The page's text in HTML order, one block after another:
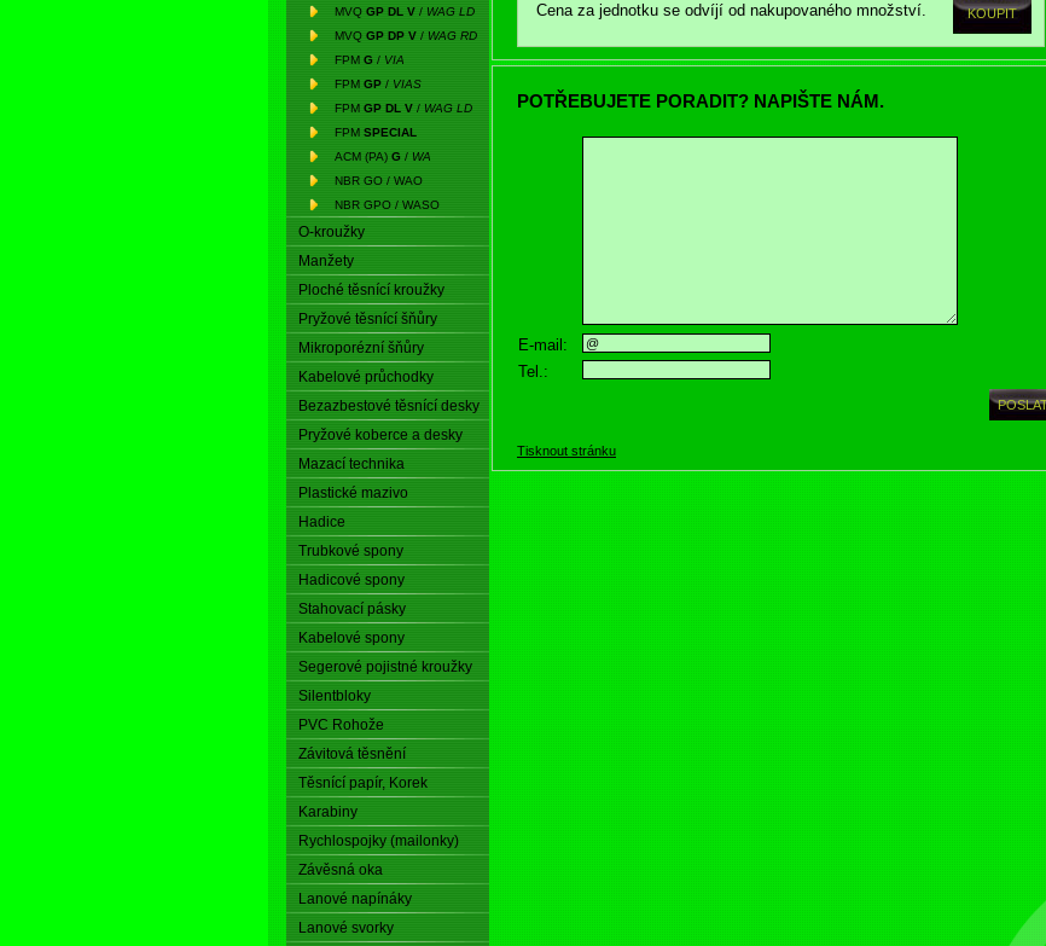
MVQ GP DL V / WAG LD
MVQ GP DP V / WAG RD
FPM G / VIA
FPM GP / VIAS
FPM GP DL V / WAG LD
FPM SPECIAL
ACM (PA) G / WA
NBR GO / WAO
NBR GPO / WASO
O-kroužky
Manžety
Ploché těsnící kroužky
Pryžové těsnící šňůry
Mikroporézní šňůry
Kabelové průchodky
Bezazbestové těsnící desky
Pryžové koberce a desky
Mazací technika
Plastické mazivo
Hadice
Trubkové spony
Hadicové spony
Stahovací pásky
Kabelové spony
Segerové pojistné kroužky
Silentbloky
PVC Rohože
Závitová těsnění
Těsnící papír, Korek
Karabiny
Rychlospojky (mailonky)
Závěsná oka
Lanové napínáky
Lanové svorky
Cena za jednotku se odvíjí od nakupovaného množství.
POTŘEBUJETE PORADIT? NAPIŠTE NÁM.
E-mail:
Tel.:
Tisknout stránku